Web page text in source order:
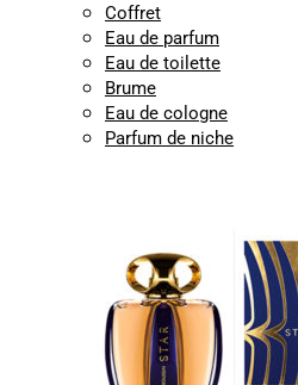
Coffret
Eau de parfum
Eau de toilette
Brume
Eau de cologne
Parfum de niche